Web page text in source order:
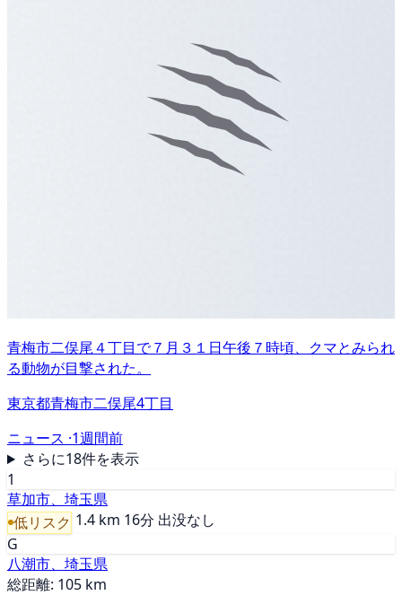
青梅市二俣尾４丁目で７月３１日午後７時頃、クマとみられ
る動物が目撃された。
東京都青梅市二俣尾4丁目
ニュース ·1週間前
さらに18件を表示
1
草加市、埼玉県
低リスク 1.4 km 16分 出没なし
G
八潮市、埼玉県
総距離: 105 km